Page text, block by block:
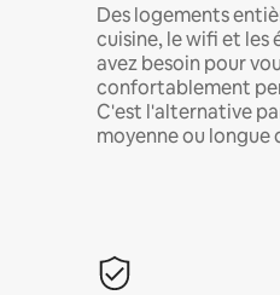
Des logements
cuisine, le wifi et les
avez besoin pour
confortablement
C'est l'alternative
moyenne ou longue